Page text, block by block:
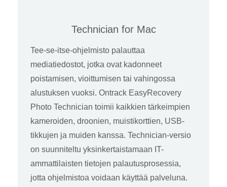
Technician for Mac
Tee-se-itse-ohjelmisto palauttaa
mediatiedostot, jotka ovat kadonneet
poistamisen, vioittumisen tai vahingossa
alustuksen vuoksi. Ontrack EasyRecovery
Photo Technician toimii kaikkien tärkeimpien
kameroiden, droonien, muistikorttien, USB-
tikkujen ja muiden kanssa. Technician-versio
on suunniteltu yksinkertaistamaan IT-
ammattilaisten tietojen palautusprosessia,
jotta ohjelmistoa voidaan käyttää palveluna.